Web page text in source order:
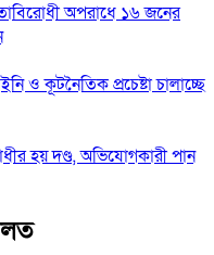
অপরাধে ১৬ জনের
ও কূটনৈতিক প্রচেষ্টা চালাচ্ছে
হয় দণ্ড, অভিযোগকারী পান